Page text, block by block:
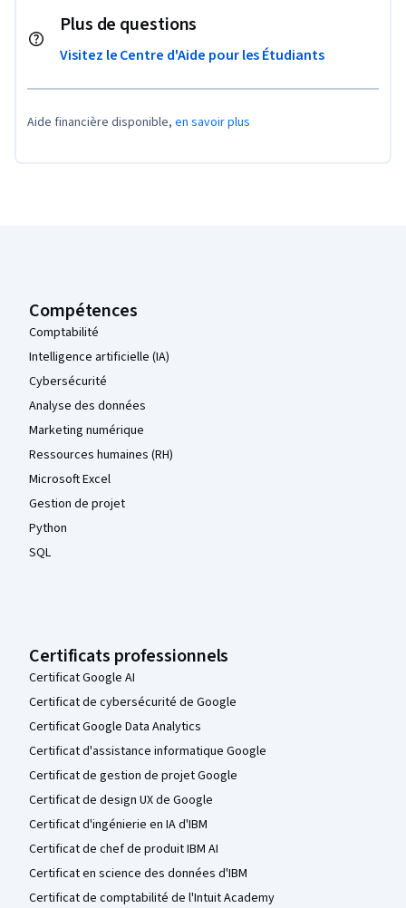
Plus de questions
Visitez le Centre d'Aide pour les Étudiants
Aide financière disponible, en savoir plus
Compétences
Comptabilité
Intelligence artificielle (IA)
Cybersécurité
Analyse des données
Marketing numérique
Ressources humaines (RH)
Microsoft Excel
Gestion de projet
Python
SQL
Certificats professionnels
Certificat Google AI
Certificat de cybersécurité de Google
Certificat Google Data Analytics
Certificat d'assistance informatique Google
Certificat de gestion de projet Google
Certificat de design UX de Google
Certificat d'ingénierie en IA d'IBM
Certificat de chef de produit IBM AI
Certificat en science des données d'IBM
Certificat de comptabilité de l'Intuit Academy